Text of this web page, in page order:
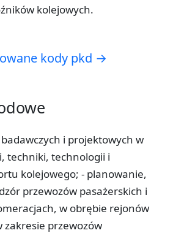
kolejowych.
kody pkd →
i projektowych w
techniki, technologii i
kolejowego; - planowanie,
przewozów pasażerskich i
w obrębie rejonów
zakresie przewozów